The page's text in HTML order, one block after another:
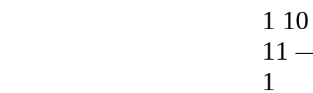
1 10
11
1